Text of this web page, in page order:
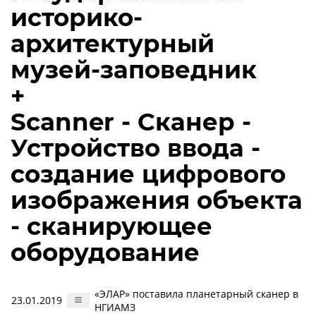
историко-
архитектурный
музей-заповедник
+
Scanner - Сканер -
Устройство ввода -
создание цифрового
изображения объекта
- сканирующее
оборудование
23.01.2019
«ЭЛАР» поставила планетарный сканер в
НГИАМЗ